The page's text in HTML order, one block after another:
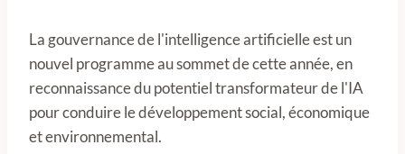
La gouvernance de l'intelligence artificielle est un
nouvel programme au sommet de cette année, en
reconnaissance du potentiel transformateur de l'IA
pour conduire le développement social, économique
et environnemental.